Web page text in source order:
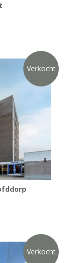
Verkocht
Verkocht